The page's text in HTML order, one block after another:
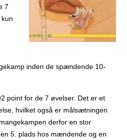
7
inden de spændende 10-
point for de 7 øvelser. Det er et
hvilket også er målsætningen
derfor en stor
5. plads hos mændende og en